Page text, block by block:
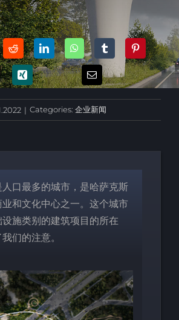
| Categories: 企业新闻
口最多的城市，是哈萨克斯
和文化中心之一。这个城市
施类别的建筑项目的所在
们的注意。